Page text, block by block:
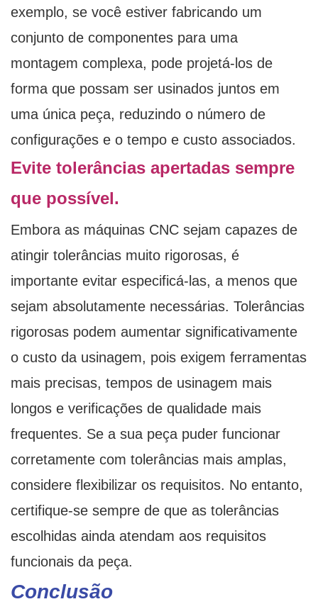
exemplo, se você estiver fabricando um
conjunto de componentes para uma
montagem complexa, pode projetá-los de
forma que possam ser usinados juntos em
uma única peça, reduzindo o número de
configurações e o tempo e custo associados.
Evite tolerâncias apertadas sempre
que possível.
Embora as máquinas CNC sejam capazes de
atingir tolerâncias muito rigorosas, é
importante evitar especificá-las, a menos que
sejam absolutamente necessárias. Tolerâncias
rigorosas podem aumentar significativamente
o custo da usinagem, pois exigem ferramentas
mais precisas, tempos de usinagem mais
longos e verificações de qualidade mais
frequentes. Se a sua peça puder funcionar
corretamente com tolerâncias mais amplas,
considere flexibilizar os requisitos. No entanto,
certifique-se sempre de que as tolerâncias
escolhidas ainda atendam aos requisitos
funcionais da peça.
Conclusão